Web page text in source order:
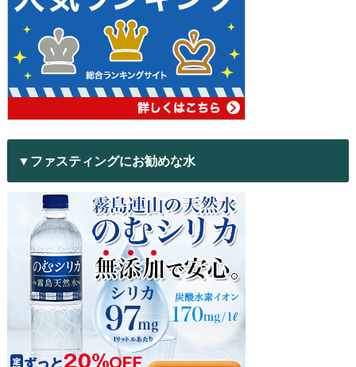
▼ファスティングにお勧めな水